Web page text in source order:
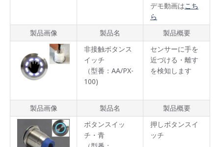
デモ動画はこち
ら
製品画像
製品名
製品概要
非接触ボタンス
イッチ
（型番：AA/PX-
100)
センサーに手を
近づける・離す
を検知します
製品画像 製品名
製品概要
ボタンスイッ
チ・青
押しボタンスイ
ッチ